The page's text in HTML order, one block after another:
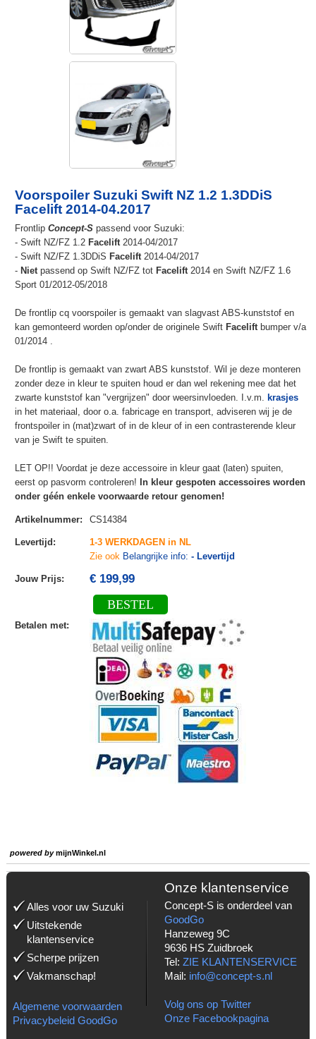
Voorspoiler Suzuki Swift NZ 1.2 1.3DDiS
Facelift 2014-04.2017
Frontlip Concept-Spassend voor Suzuki:
- Swift NZ/FZ 1.2 Facelift2014-04/2017
- Swift NZ/FZ 1.3DDiS Facelift2014-04/2017
- Nietpassend op Swift NZ/FZ tot Facelift2014 en Swift NZ/FZ 1.6
Sport 01/2012-05/2018
De frontlip cq voorspoiler is gemaakt van slagvast ABS-kunststof en
kan gemonteerd worden op/onder de originele Swift Faceliftbumper v/a
01/2014 .
De frontlip is gemaakt van zwart ABS kunststof. Wil je deze monteren
zonder deze in kleur te spuiten houd er dan wel rekening mee dat het
zwarte kunststof kan "vergrijzen" door weersinvloeden. I.v.m. krasjes
in het materiaal, door o.a. fabricage en transport, adviseren wij je de
frontspoiler in (mat)zwart of in de kleur of in een contrasterende kleur
van je Swift te spuiten.
LET OP!! Voordat je deze accessoire in kleur gaat (laten) spuiten,
eerst op pasvorm controleren! In kleur gespoten accessoires worden
onder géén enkele voorwaarde retour genomen!
Artikelnummer: CS14384
Levertijd :
1-3 WERKDAGEN in NL
Zie ook Belangrijke info: - Levertijd
Jouw Prijs: € 199,99
BESTEL
Betalen met:
powered bymijnWinkel.nl
Alles voor uw Suzuki
Uitstekende
klantenservice
Scherpe prijzen
Vakmanschap!
Algemene voorwaarden
Privacybeleid GoodGo
Onze klantenservice
Concept-S is onderdeel van
GoodGo
Hanzeweg 9C
9636 HS Zuidbroek
Tel: ZIE KLANTENSERVICE
Mail: info@concept-s.nl
Volg ons op Twitter
Onze Facebookpagina